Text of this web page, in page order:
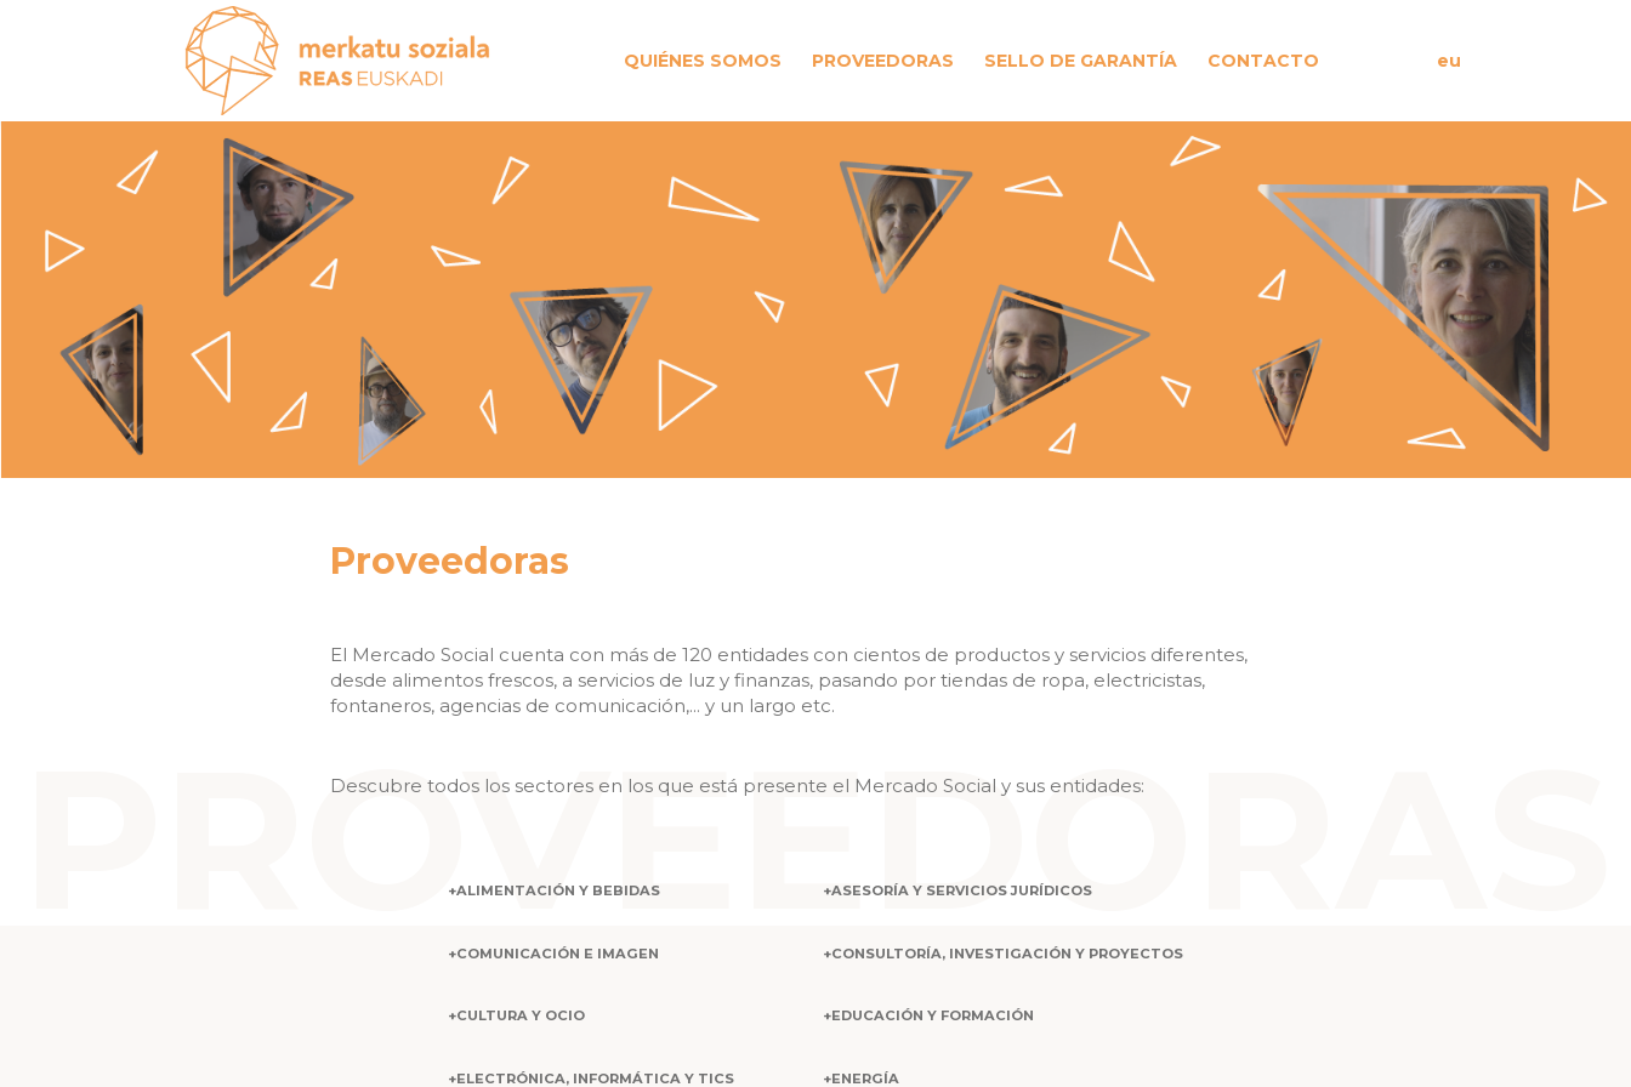
QUIÉNES SOMOS PROVEEDORAS SELLO DE GARANTÍA CONTACTO eu
Proveedoras
El Mercado Social cuenta con más de 120 entidades con cientos de productos y servicios diferentes,
desde alimentos frescos, a servicios de luz y finanzas, pasando por tiendas de ropa, electricistas,
fontaneros, agencias de comunicación,... y un largo etc.
Descubre todos los sectores en los que está presente el Mercado Social y sus entidades: